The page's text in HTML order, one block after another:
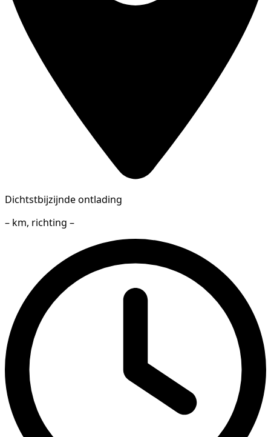
Dichtstbijzijnde ontlading
– km, richting –